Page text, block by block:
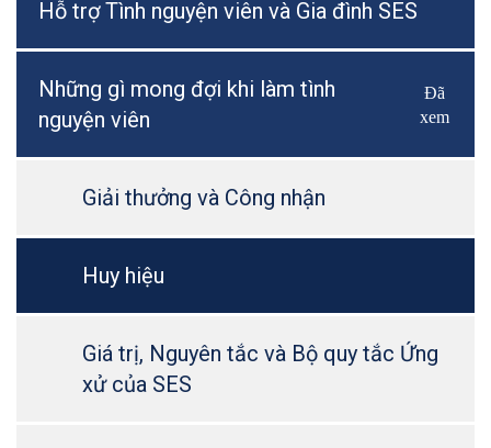
Hỗ trợ Tình nguyện viên và Gia đình SES
Những gì mong đợi khi làm tình
nguyện viên
Bật/Tắt
Đã
xem
Giải thưởng và Công nhận
Huy hiệu
Giá trị, Nguyên tắc và Bộ quy tắc Ứng
xử của SES